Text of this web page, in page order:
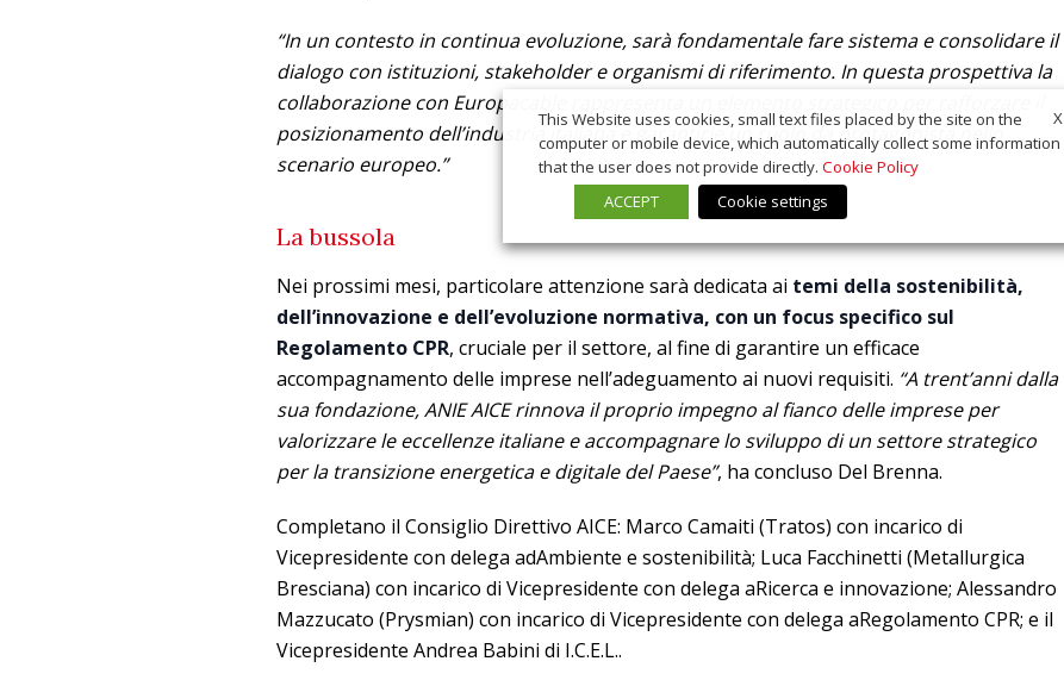
“In un contesto in continua evoluzione, sarà fondamentale fare sistema e consolidare il
dialogo con istituzioni, stakeholder e organismi di riferimento. In questa prospettiva la
collaborazione con Europacable rappresenta un elemento strategico per rafforzare il
posizionamento dell’industria italiana e garantirle un ruolo da protagonista nello
scenario europeo.”
La bussola
Nei prossimi mesi, particolare attenzione sarà dedicata ai temi della sostenibilità,
dell’innovazione e dell’evoluzione normativa, con un focus specifico sul
Regolamento CPR, cruciale per il settore, al fine di garantire un efficace
accompagnamento delle imprese nell’adeguamento ai nuovi requisiti. “A trent’anni dalla
sua fondazione, ANIE AICE rinnova il proprio impegno al fianco delle imprese per
valorizzare le eccellenze italiane e accompagnare lo sviluppo di un settore strategico
per la transizione energetica e digitale del Paese”, ha concluso Del Brenna.
Completano il Consiglio Direttivo AICE: Marco Camaiti (Tratos) con incarico di
Vicepresidente con delega adAmbiente e sostenibilità; Luca Facchinetti (Metallurgica
Bresciana) con incarico di Vicepresidente con delega aRicerca e innovazione; Alessandro
Mazzucato (Prysmian) con incarico di Vicepresidente con delega aRegolamento CPR; e il
Vicepresidente Andrea Babini di I.C.E.L..
X
This Website uses cookies, small text files placed by the site on the
computer or mobile device, which automatically collect some information
that the user does not provide directly. Cookie Policy
ACCEPT
Cookie settings